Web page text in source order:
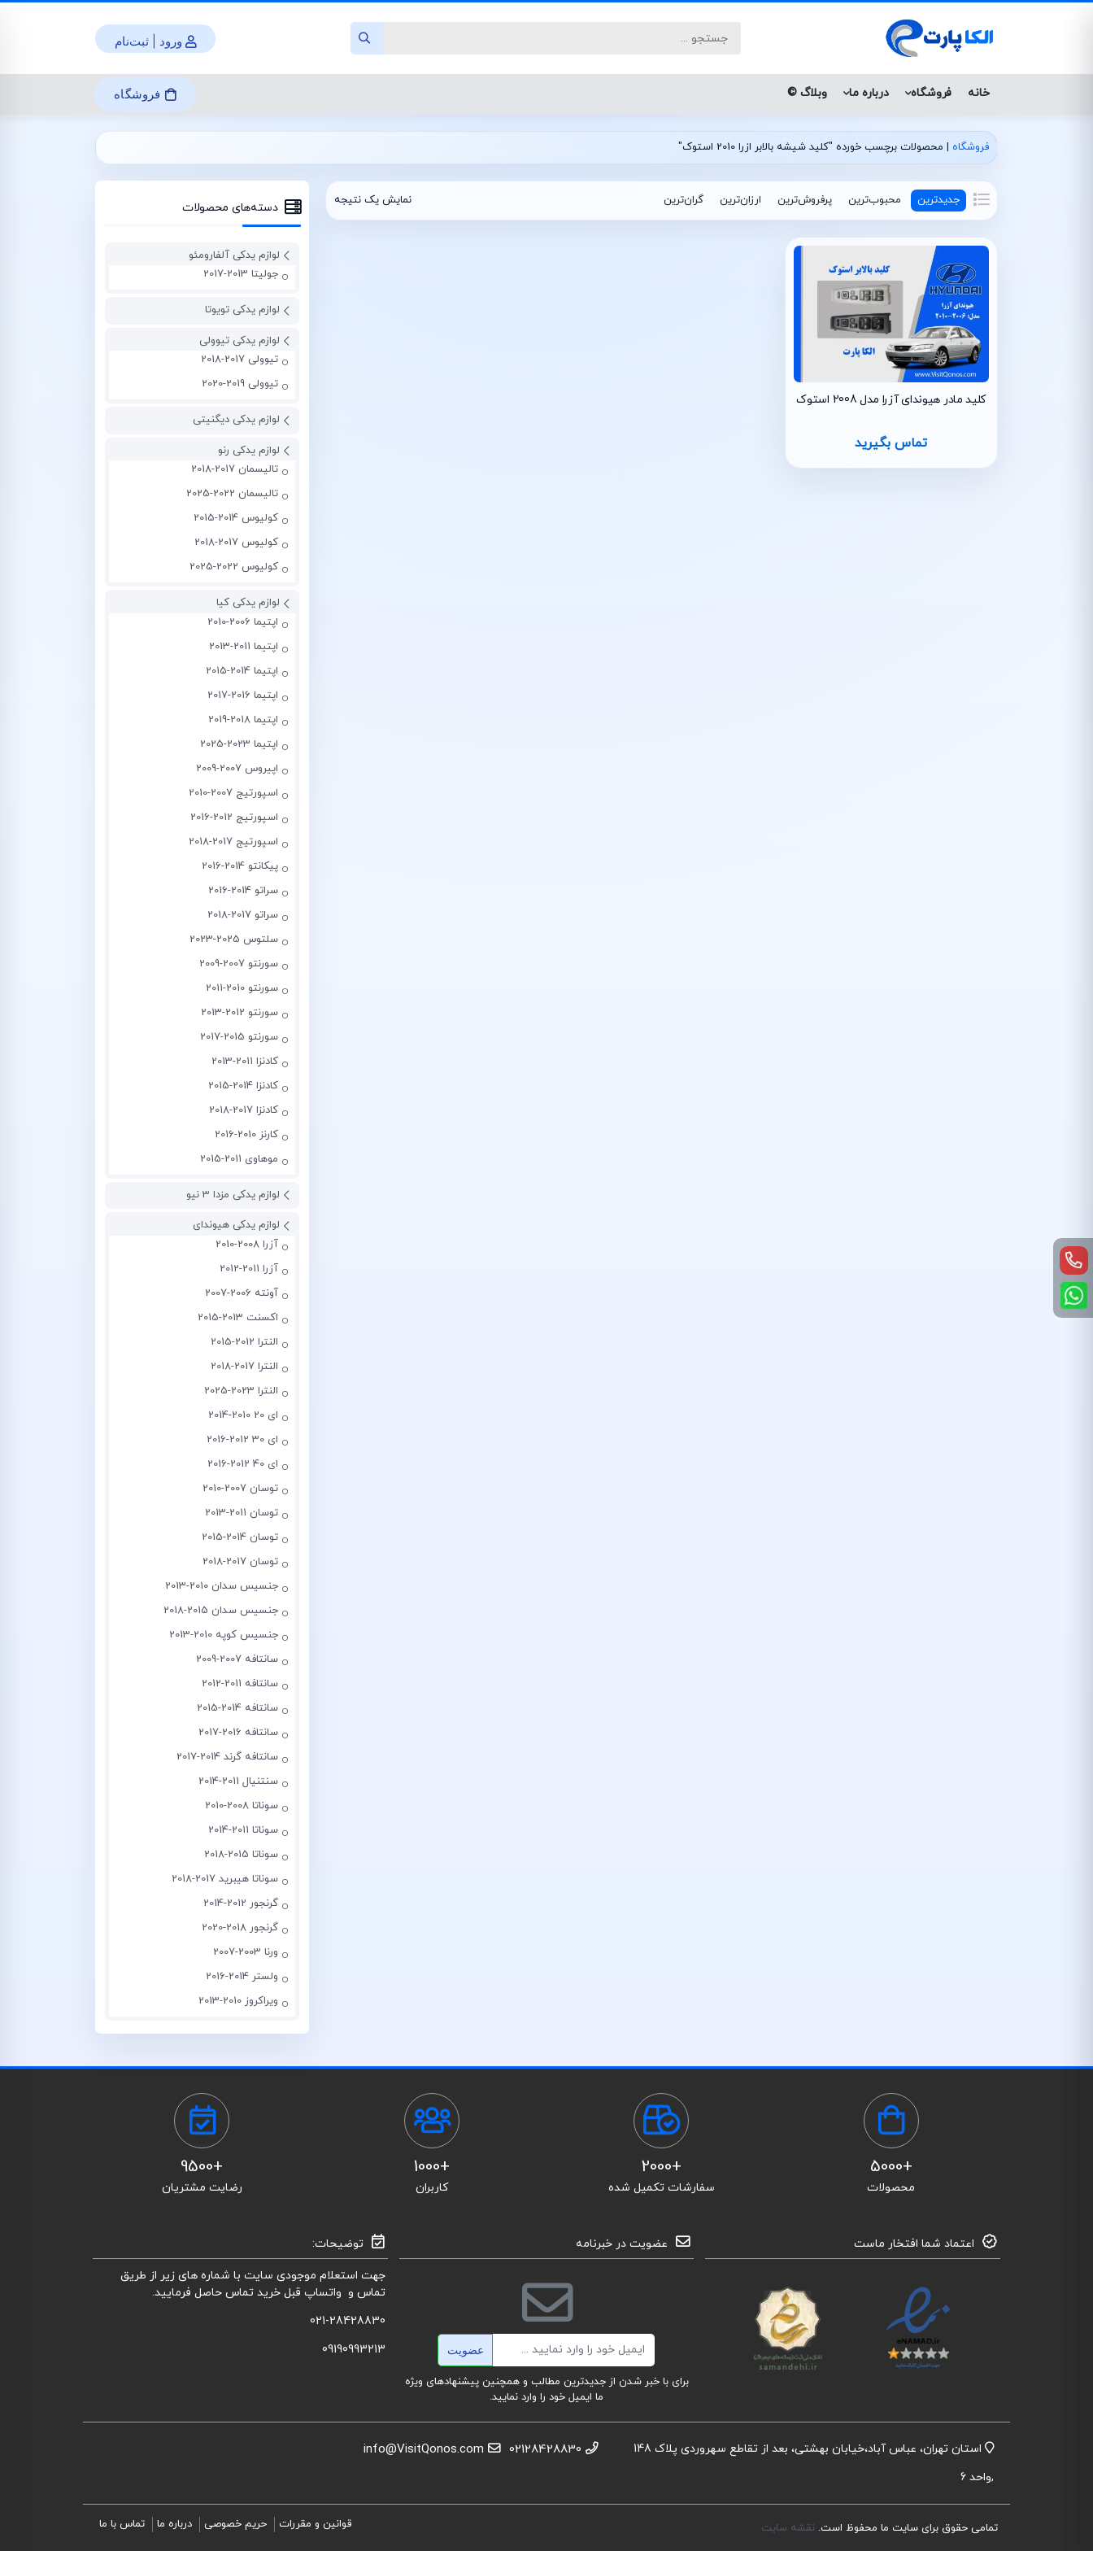
ورود | ثبت‌نام
خانه فروشگاه درباره ما وبلاگ © فروشگاه
فروشگاه | محصولات برچسب خورده "کلید شیشه بالابر ازرا 2010 استوک"
جدیدترین محبوب‌ترین پرفروش‌ترین ارزان‌ترین گران‌ترین نمایش یک نتیجه
کلید مادر هیوندای آزرا مدل 2008 استوک
تماس بگیرید
دسته‌های محصولات
لوازم یدکی آلفارومئو
جولیتا 2013-2017
لوازم یدکی تویوتا
لوازم یدکی تیوولی
تیوولی 2017-2018
تیوولی 2019-2020
لوازم یدکی دیگنیتی
لوازم یدکی رنو
تالیسمان 2017-2018
تالیسمان 2022-2025
کولیوس 2014-2015
کولیوس 2017-2018
کولیوس 2022-2025
لوازم یدکی کیا
اپتیما 2006-2010
اپتیما 2011-2013
اپتیما 2014-2015
اپتیما 2016-2017
اپتیما 2018-2019
اپتیما 2023-2025
اپیروس 2007-2009
اسپورتیج 2007-2010
اسپورتیج 2012-2016
اسپورتیج 2017-2018
پیکانتو 2014-2016
سراتو 2014-2016
سراتو 2017-2018
سلتوس 2025-2023
سورنتو 2007-2009
سورنتو 2010-2011
سورنتو 2012-2013
سورنتو 2015-2017
کادنزا 2011-2013
کادنزا 2014-2015
کادنزا 2017-2018
کارنز 2010-2016
موهاوی 2011-2015
لوازم یدکی مزدا 3 نیو
لوازم یدکی هیوندای
آزرا 2008-2010
آزرا 2011-2012
آونته 2006-2007
اکسنت 2013-2015
النترا 2012-2015
النترا 2017-2018
النترا 2023-2025
ای 20 2010-2014
ای 30 2012-2016
ای 40 2012-2016
توسان 2007-2010
توسان 2011-2013
توسان 2014-2015
توسان 2017-2018
جنسیس سدان 2010-2013
جنسیس سدان 2015-2018
جنسیس کوپه 2010-2013
سانتافه 2007-2009
سانتافه 2011-2012
سانتافه 2014-2015
سانتافه 2016-2017
سانتافه گرند 2014-2017
سنتنیال 2011-2014
سوناتا 2008-2010
سوناتا 2011-2014
سوناتا 2015-2018
سوناتا هیبرید 2017-2018
گرنجور 2012-2014
گرنجور 2018-2020
ورنا 2003-2007
ولستر 2014-2016
ویراکروز 2010-2013
+5000
محصولات
+2000
سفارشات تکمیل شده
+1000
کاربران
+9500
رضایت مشتریان
اعتماد شما افتخار ماست عضویت در خبرنامه
ایمیل عضویت
برای با خبر شدن از جدیدترین مطالب و همچنین پیشنهادهای ویژه
ما ایمیل خود را وارد نمایید.
توضیحات:
جهت استعلام موجودی سایت با شماره های زیر از طریق
تماس و واتساپ قبل خرید تماس حاصل فرمایید.
021-28428830
09190993213
استان تهران، عباس آباد،خیابان بهشتی، بعد از تقاطع سهروردی پلاک 148
,واحد 6
02128428830
info@VisitQonos.com
تمامی حقوق برای سایت ما محفوظ است. نقشه سایت قوانین و مقررات حریم خصوصی درباره ما تماس با ما